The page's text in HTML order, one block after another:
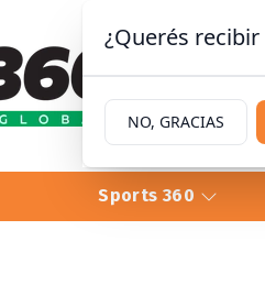
Sports 360
¿Querés
NO, GRACIAS